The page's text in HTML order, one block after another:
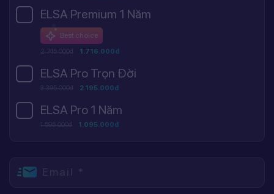
ELSA Premium 1 Năm
Best choice
2.745.000đ 1.716.000đ
ELSA Pro Trọn Đời
3.395.000đ 2.195.000đ
ELSA Pro 1 Năm
1.595.000đ 1.095.000đ
Email *